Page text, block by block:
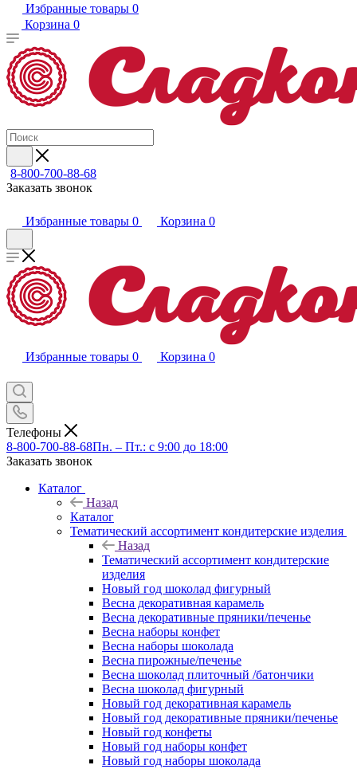
Избранные товары 0
Корзина 0
8-800-700-88-68
Заказать звонок
Избранные товары 0 Корзина 0
Избранные товары 0 Корзина 0
Телефоны
8-800-700-88-68Пн. – Пт.: с 9:00 до 18:00
Заказать звонок
Каталог
Назад
Каталог
Тематический ассортимент кондитерские изделия
Назад
Тематический ассортимент кондитерские
изделия
Новый год шоколад фигурный
Весна декоративная карамель
Весна декоративные пряники/печенье
Весна наборы конфет
Весна наборы шоколада
Весна пирожные/печенье
Весна шоколад плиточный /батончики
Весна шоколад фигурный
Новый год декоративная карамель
Новый год декоративные пряники/печенье
Новый год конфеты
Новый год наборы конфет
Новый год наборы шоколада